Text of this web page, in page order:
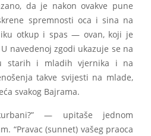
da je nakon ovakve pune
spremnosti oca i sina na
otkup i spas — ovan, koji je
navedenoj zgodi ukazuje se na
starih i mladih vjernika i na
takve svijesti na mlade,
svakog Bajrama.
— upitaše jednom
“Pravac (sunnet) vašeg praoca